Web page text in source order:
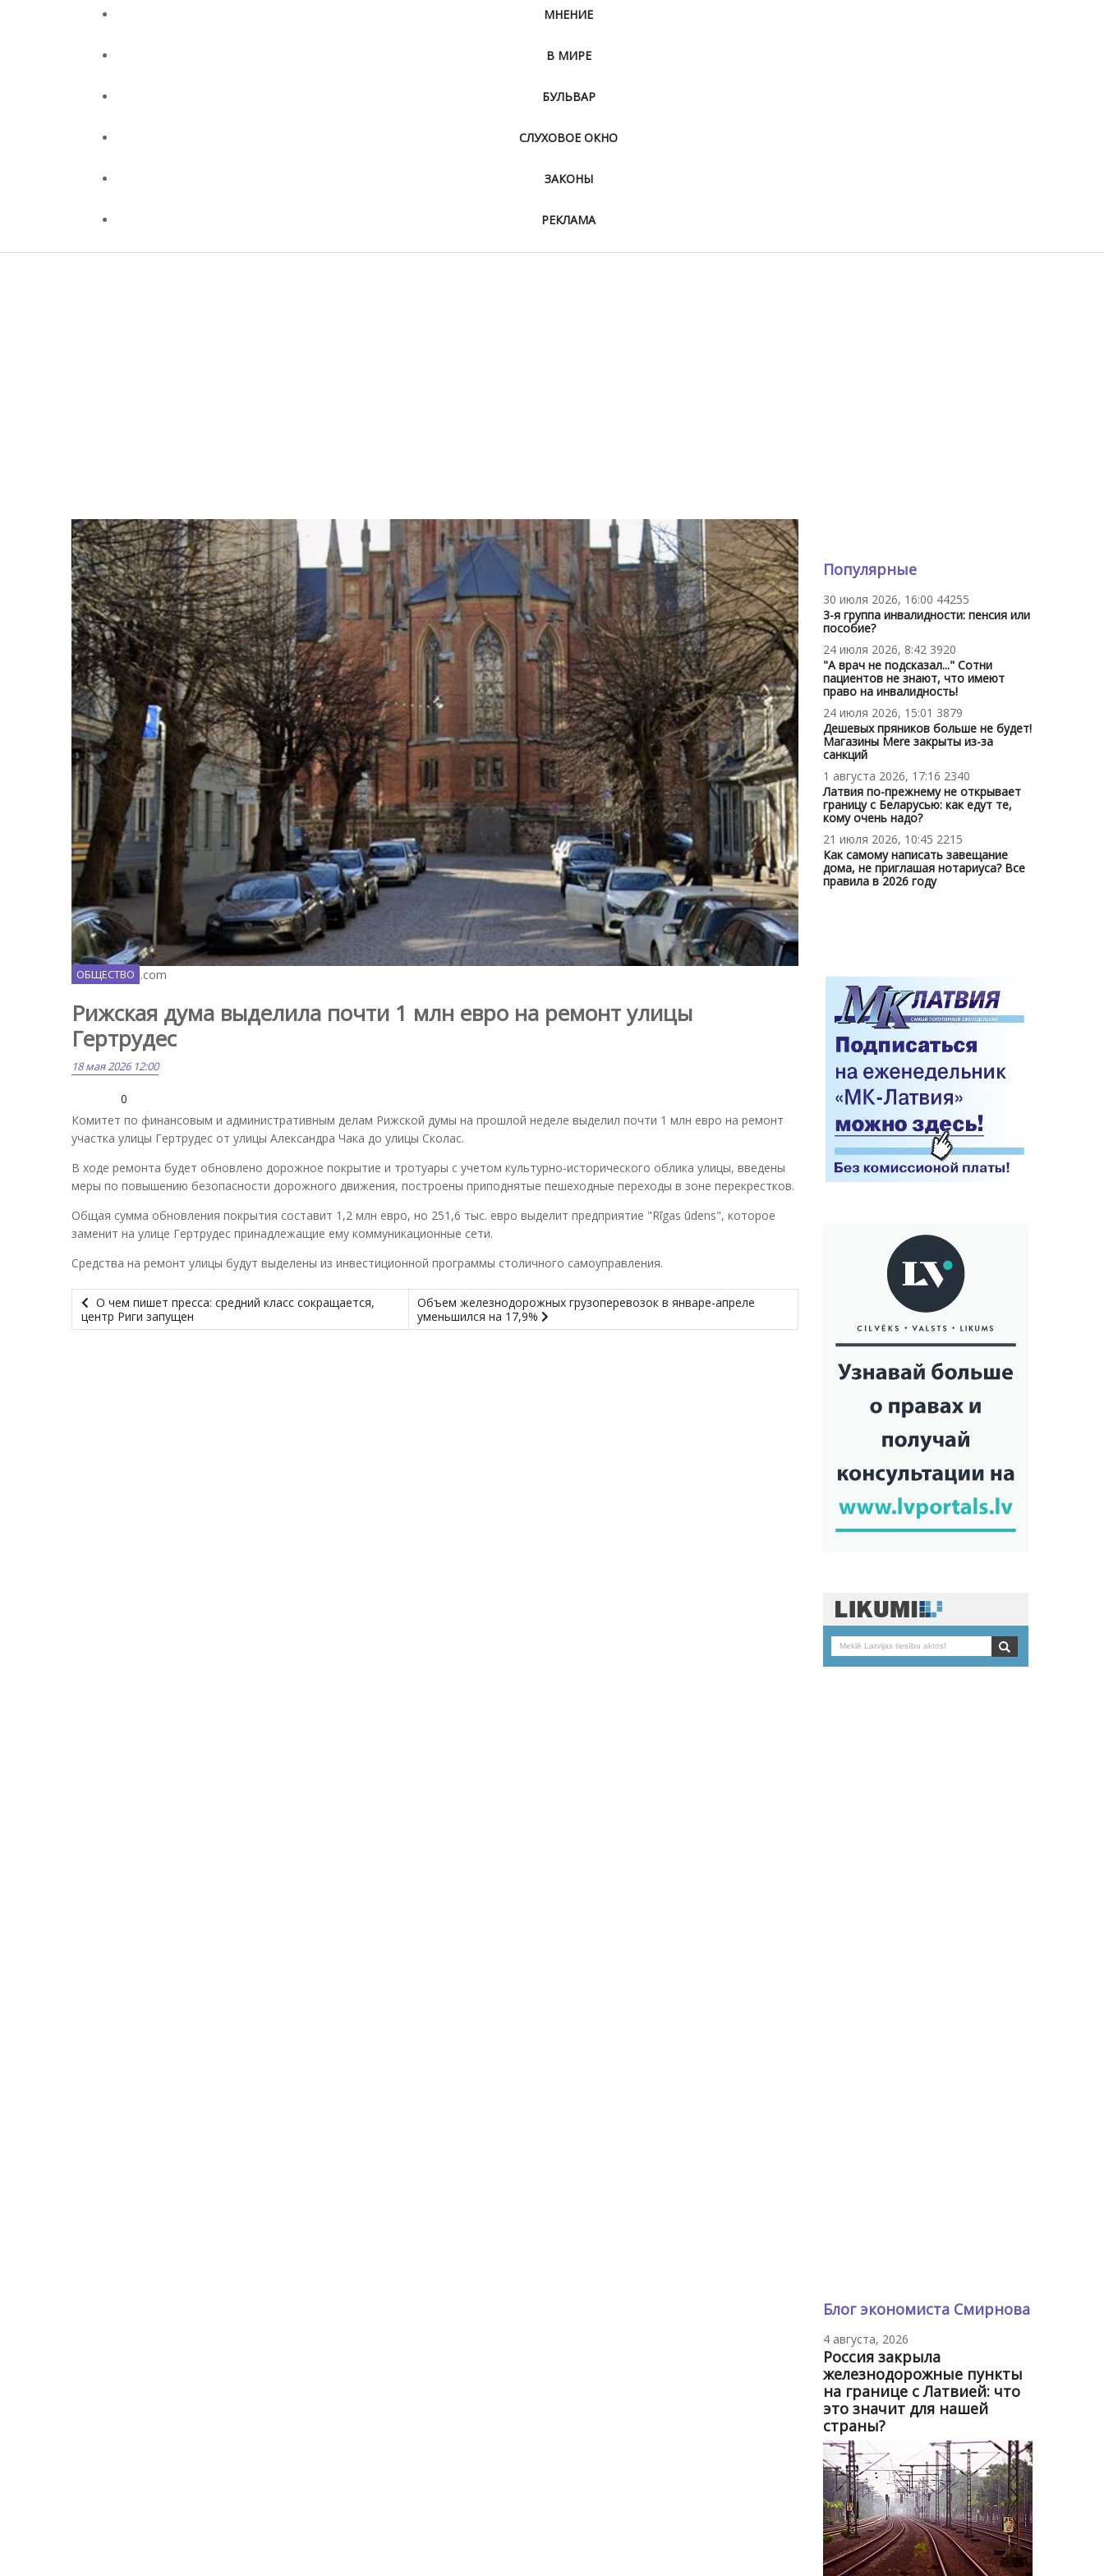
МНЕНИЕ
В МИРЕ
БУЛЬВАР
СЛУХОВОЕ ОКНО
ЗАКОНЫ
РЕКЛАМА
Maps.google.com
ОБЩЕСТВО
Рижская дума выделила почти 1 млн евро на ремонт улицы
Гертрудес
18 мая 2026 12:00
0
Комитет по финансовым и административным делам Рижской думы на прошлой неделе выделил почти 1 млн евро на ремонт
участка улицы Гертрудес от улицы Александра Чака до улицы Сколас.
В ходе ремонта будет обновлено дорожное покрытие и тротуары с учетом культурно-исторического облика улицы, введены
меры по повышению безопасности дорожного движения, построены приподнятые пешеходные переходы в зоне перекрестков.
Общая сумма обновления покрытия составит 1,2 млн евро, но 251,6 тыс. евро выделит предприятие "Rīgas ūdens", которое
заменит на улице Гертрудес принадлежащие ему коммуникационные сети.
Средства на ремонт улицы будут выделены из инвестиционной программы столичного самоуправления.
О чем пишет пресса: средний класс сокращается,
центр Риги запущен
Объем железнодорожных грузоперевозок в январе-апреле
уменьшился на 17,9%
Популярные
30 июля 2026, 16:00 44255
3-я группа инвалидности: пенсия или
пособие?
24 июля 2026, 8:42 3920
"А врач не подсказал..." Сотни
пациентов не знают, что имеют
право на инвалидность!
24 июля 2026, 15:01 3879
Дешевых пряников больше не будет!
Магазины Mere закрыты из-за
санкций
1 августа 2026, 17:16 2340
Латвия по-прежнему не открывает
границу с Беларусью: как едут те,
кому очень надо?
21 июля 2026, 10:45 2215
Как самому написать завещание
дома, не приглашая нотариуса? Все
правила в 2026 году
Блог экономиста Смирнова
4 августа, 2026
Россия закрыла
железнодорожные пункты
на границе с Латвией: что
это значит для нашей
страны?